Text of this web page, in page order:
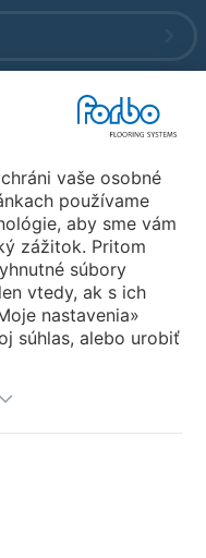
vaše osobné
používame
aby sme vám
zážitok. Pritom
súbory
vtedy, ak s ich
nastavenia»
súhlas, alebo urobiť